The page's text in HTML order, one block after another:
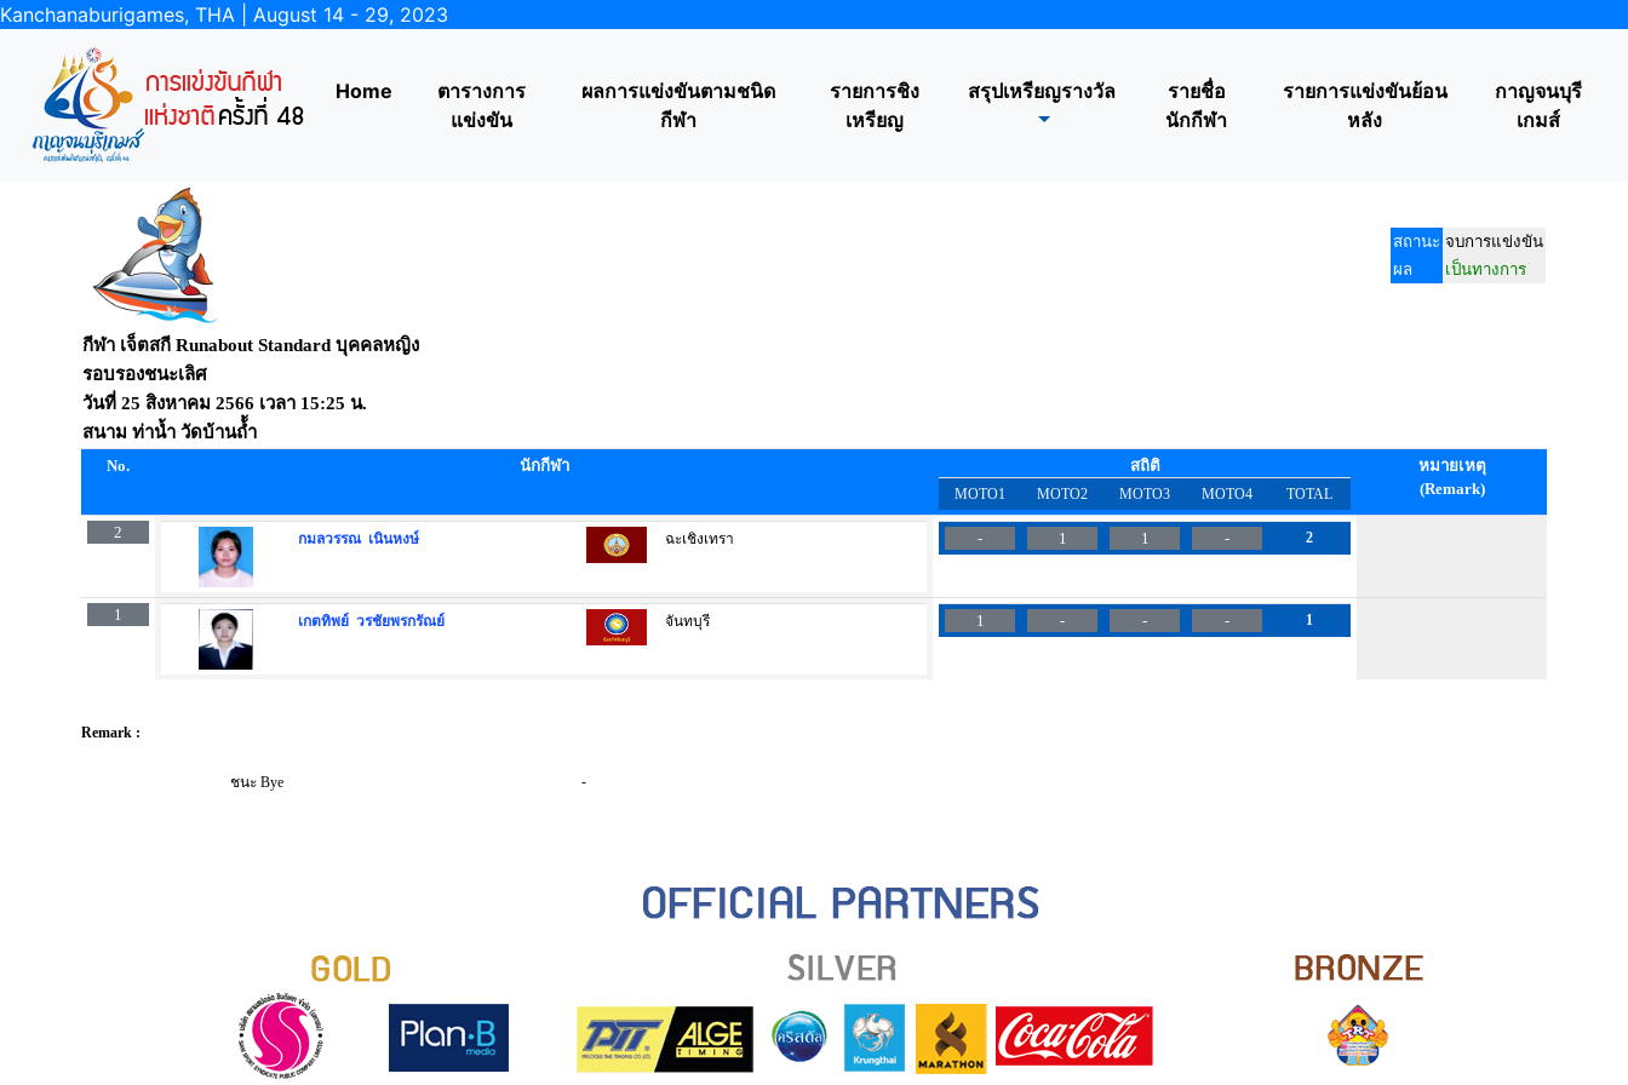
Kanchanaburigames, THA | August 14 - 29, 2023
Home
ตารางการ
แข่งขัน
ผลการแข่งขันตามชนิด
กีฬา
รายการชิง
เหรียญ
สรุปเหรียญรางวัล
รายชื่อ
นักกีฬา
รายการแข่งขันย้อน
หลัง
กาญจนบุรี
เกมส์
สถานะ จบการแข่งขัน
ผล
เป็นทางการ
กีฬา เจ็ตสกี Runabout Standard บุคคลหญิง
รอบรองชนะเลิศ
วันที่ 25 สิงหาคม 2566 เวลา 15:25 น.
สนาม ท่าน้ำ วัดบ้านถ้้ำ
No. นักกีฬา สถิติ
MOTO1 MOTO2 MOTO3 MOTO4 TOTAL
หมายเหตุ
(Remark)
2 กมลวรรณ เนินหงษ์ ฉะเชิงเทรา - 1 1 - 2
1 เกตทิพย์ วรชัยพรกรัณย์ จันทบุรี 1 - - - 1
Remark :
ชนะ Bye -